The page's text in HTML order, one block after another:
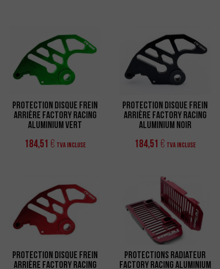
Protection Disque Frein
Arrière Factory Racing
Aluminium Vert
184,51 € TVA incluse
Protection Disque Frein
Arrière Factory Racing
Aluminium Noir
184,51 € TVA incluse
Protection Disque Frein
Arrière Factory Racing
Protections Radiateur
Factory Racing Aluminium